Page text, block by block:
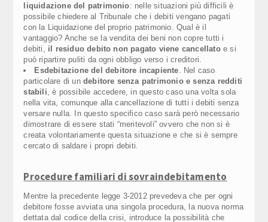
liquidazione del patrimonio: nelle situazioni più difficili è
possibile chiedere al Tribunale che i debiti vengano pagati
con la Liquidazione del proprio patrimonio. Qual è il
vantaggio? Anche se la vendita dei beni non copre tutti i
debiti,
il residuo debito non pagato viene cancellatoe si
può ripartire puliti da ogni obbligo verso i creditori.
Esdebitazione del debitore incapiente . Nel caso
particolare di un debitore senza patrimonio e senza redditi
stabili , è possibile accedere, in questo caso una volta sola
nella vita, comunque alla cancellazione di tutti i debiti senza
versare nulla. In questo specifico caso sarà però necessario
dimostrare di essere stati “meritevoli” ovvero che non si è
creata volontariamente questa situazione e che si è sempre
cercato di saldare i propri debiti.
Procedure familiari di sovraindebitamento
Mentre la precedente legge 3-2012 prevedeva che per ogni
debitore fosse avviata una singola procedura, la nuova norma
dettata dal codice della crisi, introduce la possibilità che